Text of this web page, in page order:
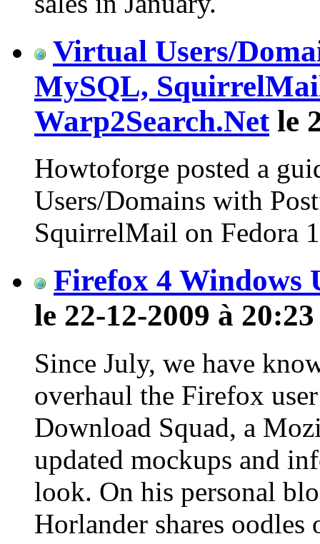
Virtual Users/
MySQL,
Warp2Search.Netle
Howtoforge posted a
Users/Domains with
SquirrelMail on Fedora
Firefox 4 Windows
le 22-12-2009 à 20:23
Since July, we have
overhaul the Firefox
Download Squad, a
updated mockups and
look. On his personal
Horlander shares oodles